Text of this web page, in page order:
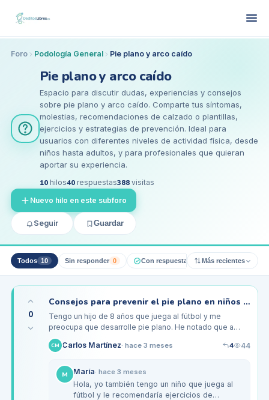
Foro Podología General Pie plano y arco caído
Pie plano y arco caído
Espacio para discutir dudas, experiencias y consejos
sobre pie plano y arco caído. Comparte tus síntomas,
molestias, recomendaciones de calzado o plantillas,
ejercicios y estrategias de prevención. Ideal para
usuarios con diferentes niveles de actividad física, desde
niños hasta adultos, y para profesionales que quieran
aportar su experiencia.
10hilos40respuestas388visitas
Nuevo hilo en este subforo
Seguir Guardar
Todos 10 Sin responder 0 Con respuesta pro 0 Resueltos
Más recientes
0
Consejos para prevenir el pie plano en niños activos de 6 a 10 años
Tengo un hijo de 8 años que juega al fútbol y me
preocupa que desarrolle pie plano. He notado que a
veces se queja de molestias en los pies después de los
entrenamientos. Me…
CM Carlos Martínez· hace 3 meses 4 44
M María· hace 3 meses
Hola, yo también tengo un niño que juega al
fútbol y le recomendaría ejercicios de